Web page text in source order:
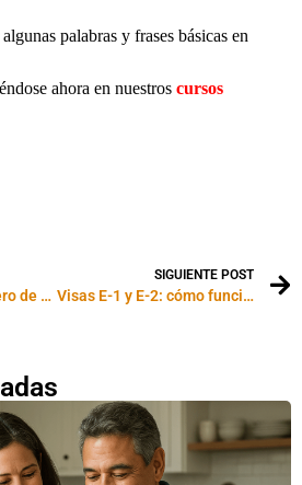
palabras y frases básicas en
ahora en nuestros cursos
Cambios en el Número de Seguro Social para extranjeros
SIGUIENTE POST
Visas E-1 y E-2: cómo funcionan